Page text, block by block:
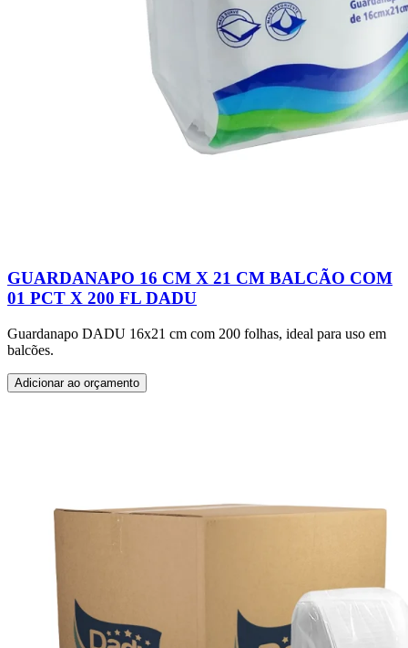
GUARDANAPO 16 CM X 21 CM BALCÃO COM
01 PCT X 200 FL DADU
Guardanapo DADU 16x21 cm com 200 folhas, ideal para uso em
balcões.
Adicionar ao orçamento